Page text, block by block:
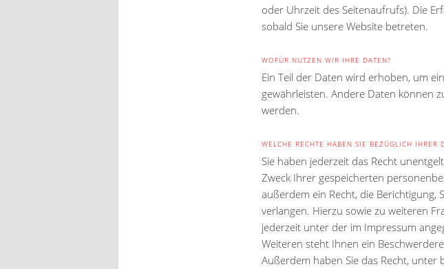
oder Uhrzeit des Seitenaufrufs). Die
sobald Sie unsere Website betreten.
WOFÜR NUTZEN WIR IHRE DATEN?
Ein Teil der Daten wird erhoben, um
gewährleisten. Andere Daten können
werden.
WELCHE RECHTE HABEN SIE BEZÜGLICH IHRER
Sie haben jederzeit das Recht
Zweck Ihrer gespeicherten
außerdem ein Recht, die
verlangen. Hierzu sowie zu weiteren
jederzeit unter der im Impressum
Weiteren steht Ihnen ein
Außerdem haben Sie das Recht,